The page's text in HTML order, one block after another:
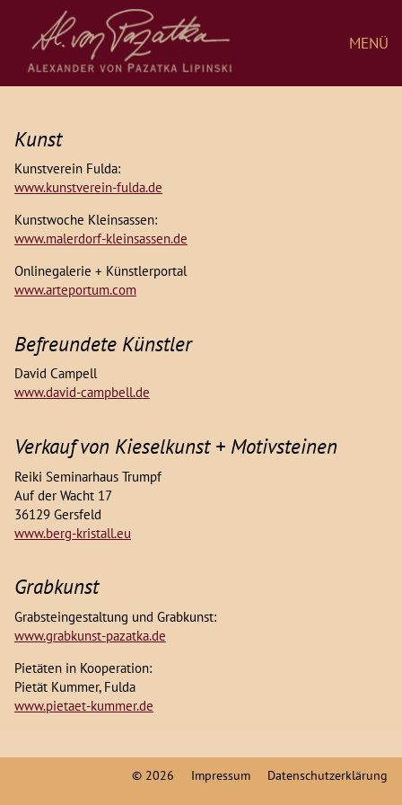
MENÜ
Kunst
Kunstverein Fulda:
www.kunstverein-fulda.de
Kunstwoche Kleinsassen:
www.malerdorf-kleinsassen.de
Onlinegalerie + Künstlerportal
www.arteportum.com
Befreundete Künstler
David Campell
www.david-campbell.de
Verkauf von Kieselkunst + Motivsteinen
Reiki Seminarhaus Trumpf
Auf der Wacht 17
36129 Gersfeld
www.berg-kristall.eu
Grabkunst
Grabsteingestaltung und Grabkunst:
www.grabkunst-pazatka.de
Pietäten in Kooperation:
Pietät Kummer, Fulda
www.pietaet-kummer.de
© 2026 Impressum Datenschutzerklärung